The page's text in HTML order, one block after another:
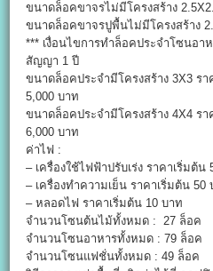
ขนาดล็อคขาจรไม่มีโครงสร้าง
ขนาดล็อคขาจรปูพื้นไม่มีโครงสร้าง
*** เงื่อนไขการทำล็อคประจำโซนอา
สัญญา 1 ปี
ขนาดล็อคประจำมีโครงสร้าง 3X3 ร
5,000 บาท
ขนาดล็อคประจำมีโครงสร้าง 4X4 ร
6,000 บาท
ค่าไฟ :
– เครื่องใช้ไฟฟ้าปรับเร่ง ราคาเริ่มต้น
– เครื่องทำความเย็น ราคาเริ่มต้น 50
– หลอดไฟ ราคาเริ่มต้น 10 บาท
จำนวนโซนต้นไม้ทั้งหมด : 27 ล็อค
จำนวนโซนอาหารทั้งหมด : 79 ล็อค
จำนวนโซนแฟชั่นทั้งหมด : 49 ล็อค